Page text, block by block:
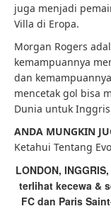
juga menjadi
Villa di Eropa.
Morgan Rogers
kemampuannya
dan
mencetak gol bisa
Dunia untuk
ANDA MUNGKIN
Ketahui Tentang
LONDON,
terlihat kecewa &
FC dan Paris